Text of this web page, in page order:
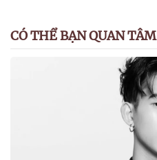
CÓ THỂ BẠN QUAN TÂM